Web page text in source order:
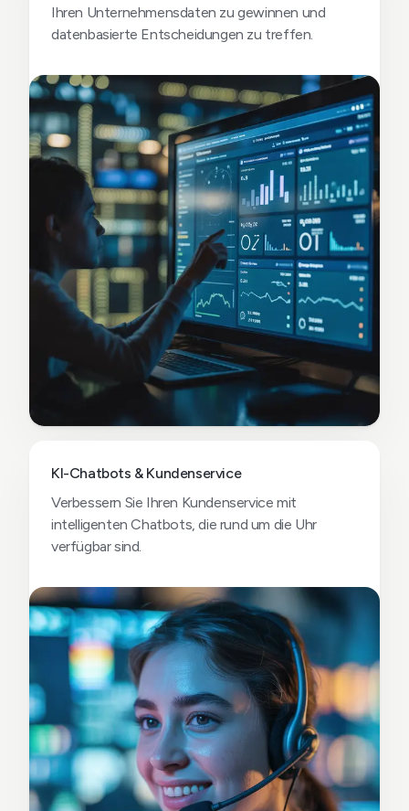
Ihren Unternehmensdaten zu gewinnen und
datenbasierte Entscheidungen zu treffen.
KI-Chatbots & Kundenservice
Verbessern Sie Ihren Kundenservice mit
intelligenten Chatbots, die rund um die Uhr
verfügbar sind.